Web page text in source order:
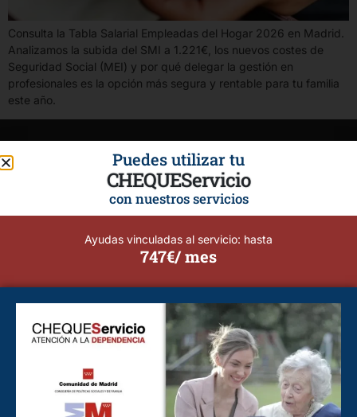
Consulta la Tabla Salarial Empleadas del Hogar 2026 en Madrid.
Analizamos la subida del SMI a 1.221€, los nuevos costes de
Seguridad Social (MEI) y por qué delegar la gestión en
profesionales es la opción más segura y rentable para tu familia
este año.
Calidad, Seguridad, Profesionalismo y Flexibilidad.
Tu bienestar y el de tus seres queridos son nuestra prioridad.
Cuidado de Personas Alcorcón
Cuidado de Personas Alcobendas
Puedes utilizar tu
CHEQUEServicio
con nuestros servicios
Ayudas vinculadas al servicio: hasta
747€/ mes